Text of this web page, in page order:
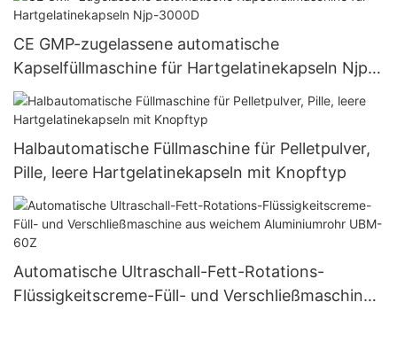
Kapseln.
CE GMP-zugelassene automatische
Kapselfüllmaschine für Hartgelatinekapseln Njp-
3000D
Halbautomatische Füllmaschine für Pelletpulver,
Pille, leere Hartgelatinekapseln mit Knopftyp
Automatische Ultraschall-Fett-Rotations-
Flüssigkeitscreme-Füll- und Verschließmaschine